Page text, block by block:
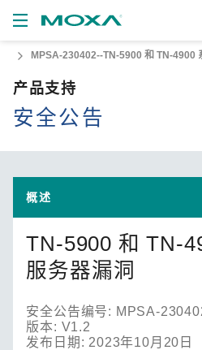
品
决方案
系我们
Moxa
MPSA-230402--TN-5900 和 TN-4900
产品支持
安全公告
概述
TN-5900 和 TN-
服务器漏洞
安全公告编号: MPSA-
版本: V1.2
发布日期: 2023年10月20日